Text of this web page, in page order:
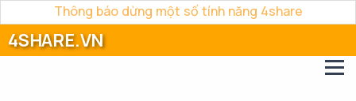
Thông báo dừng một số tính năng 4share
4SHARE.VN